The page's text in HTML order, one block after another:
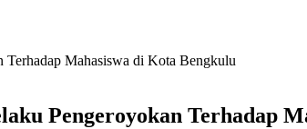
Terhadap Mahasiswa di Kota Bengkulu
Pengeroyokan Terhadap